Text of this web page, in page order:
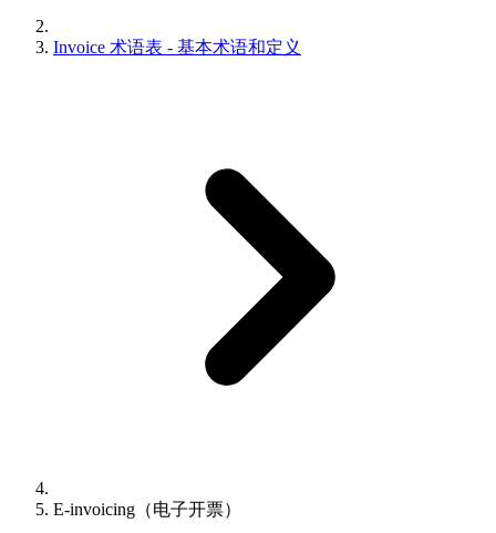
Invoice 术语表 - 基本术语和定义
E-invoicing（电子开票）